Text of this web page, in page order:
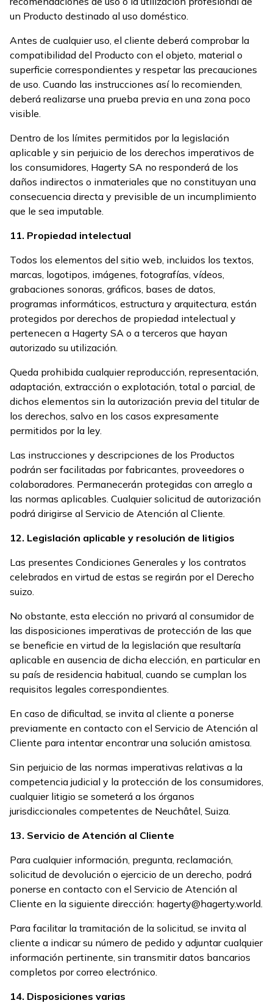
un Producto destinado al uso doméstico.
Antes de cualquier uso, el cliente deberá comprobar la
compatibilidad del Producto con el objeto, material o
superficie correspondientes y respetar las precauciones
de uso. Cuando las instrucciones así lo recomienden,
deberá realizarse una prueba previa en una zona poco
visible.
Dentro de los límites permitidos por la legislación
aplicable y sin perjuicio de los derechos imperativos de
los consumidores, Hagerty SA no responderá de los
daños indirectos o inmateriales que no constituyan una
consecuencia directa y previsible de un incumplimiento
que le sea imputable.
11. Propiedad intelectual
Todos los elementos del sitio web, incluidos los textos,
marcas, logotipos, imágenes, fotografías, vídeos,
grabaciones sonoras, gráficos, bases de datos,
programas informáticos, estructura y arquitectura, están
protegidos por derechos de propiedad intelectual y
pertenecen a Hagerty SA o a terceros que hayan
autorizado su utilización.
Queda prohibida cualquier reproducción, representación,
adaptación, extracción o explotación, total o parcial, de
dichos elementos sin la autorización previa del titular de
los derechos, salvo en los casos expresamente
permitidos por la ley.
Las instrucciones y descripciones de los Productos
podrán ser facilitadas por fabricantes, proveedores o
colaboradores. Permanecerán protegidas con arreglo a
las normas aplicables. Cualquier solicitud de autorización
podrá dirigirse al Servicio de Atención al Cliente.
12. Legislación aplicable y resolución de litigios
Las presentes Condiciones Generales y los contratos
celebrados en virtud de estas se regirán por el Derecho
suizo.
No obstante, esta elección no privará al consumidor de
las disposiciones imperativas de protección de las que
se beneficie en virtud de la legislación que resultaría
aplicable en ausencia de dicha elección, en particular en
su país de residencia habitual, cuando se cumplan los
requisitos legales correspondientes.
En caso de dificultad, se invita al cliente a ponerse
previamente en contacto con el Servicio de Atención al
Cliente para intentar encontrar una solución amistosa.
Sin perjuicio de las normas imperativas relativas a la
competencia judicial y la protección de los consumidores,
cualquier litigio se someterá a los órganos
jurisdiccionales competentes de Neuchâtel, Suiza.
13. Servicio de Atención al Cliente
Para cualquier información, pregunta, reclamación,
solicitud de devolución o ejercicio de un derecho, podrá
ponerse en contacto con el Servicio de Atención al
Cliente en la siguiente dirección: hagerty@hagerty.world.
Para facilitar la tramitación de la solicitud, se invita al
cliente a indicar su número de pedido y adjuntar cualquier
información pertinente, sin transmitir datos bancarios
completos por correo electrónico.
14. Disposiciones varias